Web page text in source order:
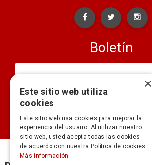
Boletín
Puede darse de baja en cualquier momento.
nuestra información de contacto en el
×
Este sitio web utiliza
cookies
Este sitio web usa cookies para mejorar la
experiencia del usuario. Al utilizar nuestro
sitio web, usted acepta todas las cookies
de acuerdo con nuestra Política de cookies.
Más información